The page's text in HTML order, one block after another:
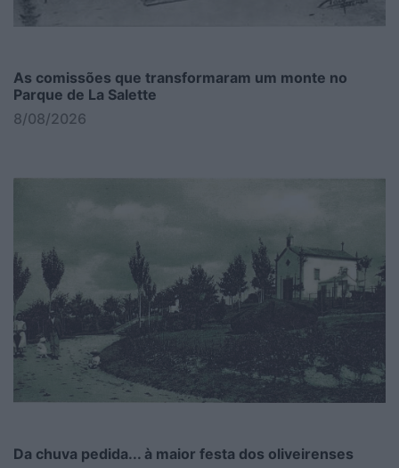
As comissões que transformaram um monte no
Parque de La Salette
8/08/2026
Da chuva pedida... à maior festa dos oliveirenses